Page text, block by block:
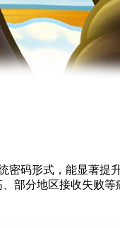
码形式，能显著提
部分地区接收失败等